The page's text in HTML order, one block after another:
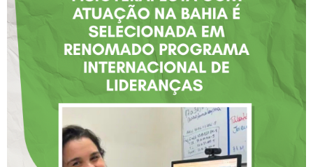
FISIOTERAPEUTA COM
ATUAÇÃO NA BAHIA É
SELECIONADA EM
RENOMADO PROGRAMA
INTERNACIONAL DE
LIDERANÇAS